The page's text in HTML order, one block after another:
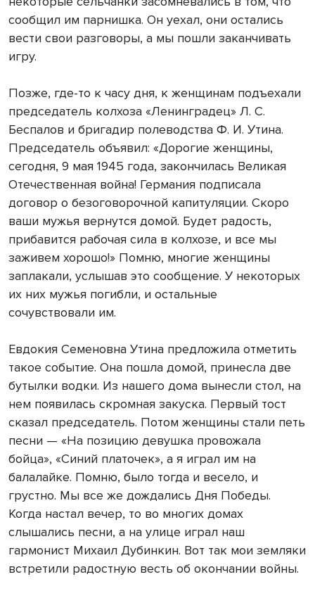
сообщил им парнишка. Он уехал, они остались
вести свои разговоры, а мы пошли заканчивать
игру.
Позже, где-то к часу дня, к женщинам подъехали
председатель колхоза «Ленинградец» Л. С.
Беспалов и бригадир полеводства Ф. И. Утина.
Председатель объявил: «Дорогие женщины,
сегодня, 9 мая 1945 года, закончилась Великая
Отечественная война! Германия подписала
договор о безоговорочной капитуляции. Скоро
ваши мужья вернутся домой. Будет радость,
прибавится рабочая сила в колхозе, и все мы
заживем хорошо!» Помню, многие женщины
заплакали, услышав это сообщение. У некоторых
их них мужья погибли, и остальные
сочувствовали им.
Евдокия Семеновна Утина предложила отметить
такое событие. Она пошла домой, принесла две
бутылки водки. Из нашего дома вынесли стол, на
нем появилась скромная закуска. Первый тост
сказал председатель. Потом женщины стали петь
песни — «На позицию девушка провожала
бойца», «Синий платочек», а я играл им на
балалайке. Помню, было тогда и весело, и
грустно. Мы все же дождались Дня Победы.
Когда настал вечер, то во многих домах
слышались песни, а на улице играл наш
гармонист Михаил Дубинкин. Вот так мои земляки
встретили радостную весть об окончании войны.